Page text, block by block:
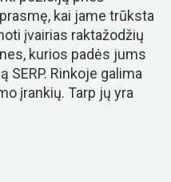
kai jame trūksta
įvairias raktažodžių
kurios padės jums
Rinkoje galima
įrankių. Tarp jų yra